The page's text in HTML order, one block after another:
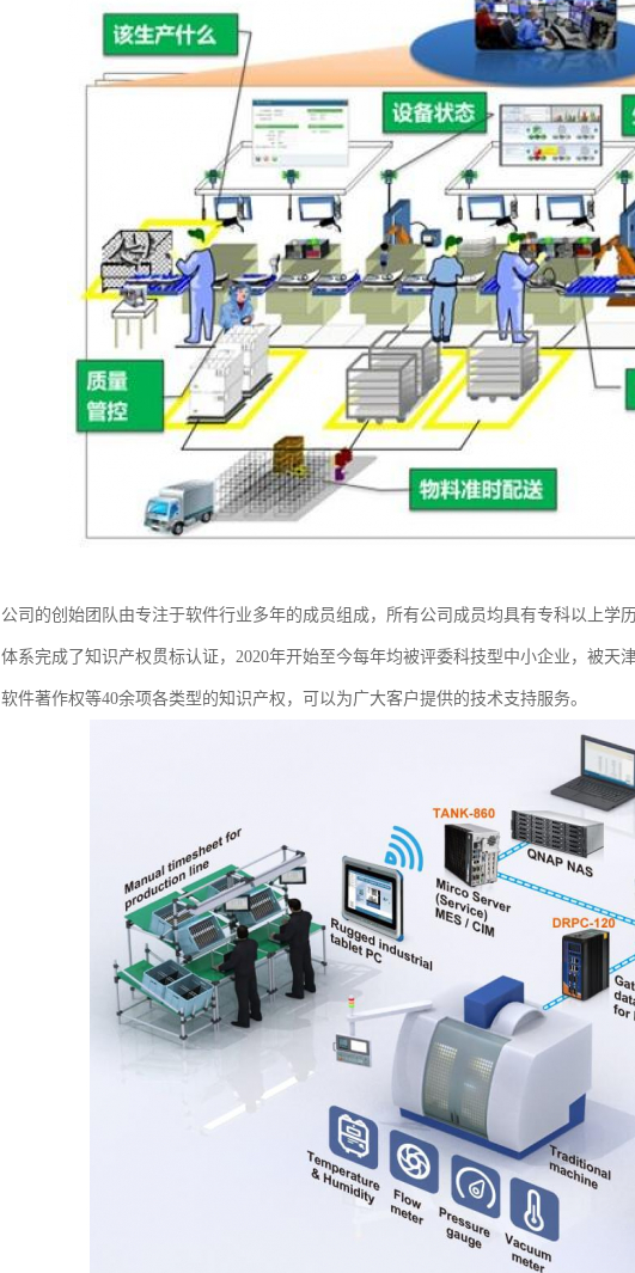
公司的创始团队由专注于软件行业多年的成员组成，所有公司成员均具有专科以上学
体系完成了知识产权贯标认证，2020年开始至今每年均被评委科技型中小企业，被天
软件著作权等40余项各类型的知识产权，可以为广大客户提供的技术支持服务。